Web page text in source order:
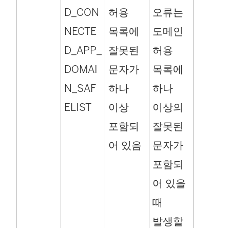
D_CON
NECTE
D_APP_
DOMAI
N_SAF
ELIST
허용
목록에
잘못된
문자가
하나
이상
포함되
어 있음
오류는
도메인
허용
목록에
하나
이상의
잘못된
문자가
포함되
어 있을
때
발생할